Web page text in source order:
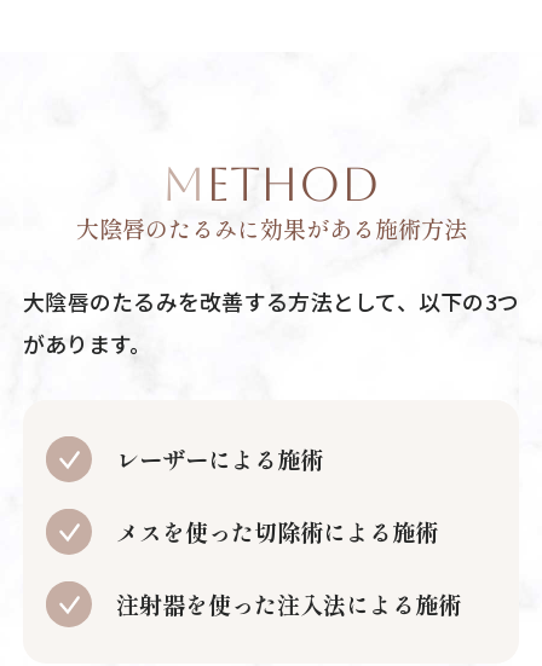
METHOD
大陰唇のたるみに効果がある施術方法
大陰唇のたるみを改善する方法として、以下の3つ
があります。
レーザーによる施術
メスを使った切除術による施術
注射器を使った注入法による施術